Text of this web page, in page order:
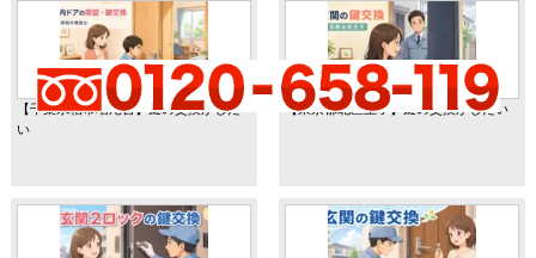
【千葉県柏市増尾台】鍵の交換がした
い
【東京都北区王子】鍵の交換がしたい